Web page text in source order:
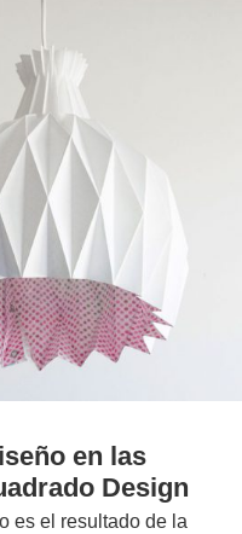
en las
Design
es el resultado de la